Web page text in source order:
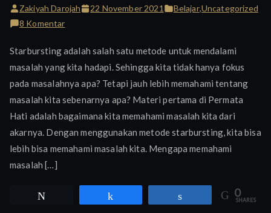
Zakiyah Darojah 22 November 2021 Belajar,Uncategorized
8 Komentarpada
Masalah
Menggunakan
Metode
Starbursting
Starbursting adalah salah satu metode untuk mendalami
masalah yang kita hadapi. Sehingga kita tidak hanya fokus
pada masalahnya apa? Tetapi jauh lebih memahami tentang
masalah kita sebenarnya apa? Materi pertama di Permata
Hati adalah bagaimana kita memahami masalah kita dari
akarnya. Dengan menggunakan metode starbursting, kita bisa
lebih bisa memahami masalah kita. Mengapa memahami
masalah […]
0
SHARES